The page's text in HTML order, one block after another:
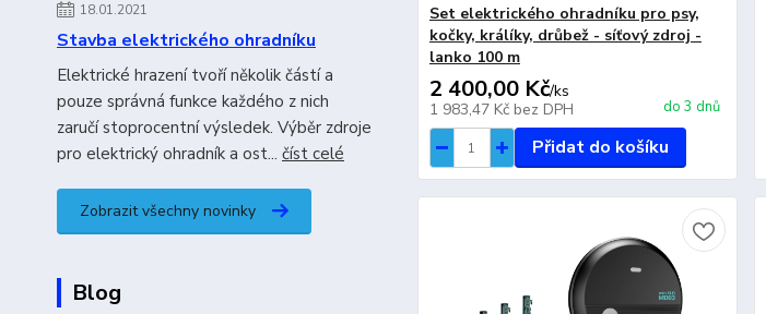
18.01.2021
Stavba elektrického ohradníku
Elektrické hrazení tvoří několik částí a
pouze správná funkce každého z nich
zaručí stoprocentní výsledek. Výběr zdroje
pro elektrický ohradník a ost... číst celé
Zobrazit všechny novinky
Blog
Set elektrického ohradníku pro psy,
kočky, králíky, drůbež - síťový zdroj -
lanko 100 m
2 400,00 Kč/ks
1 983,47 Kč bez DPH do 3 dnů
Přidat do košíku